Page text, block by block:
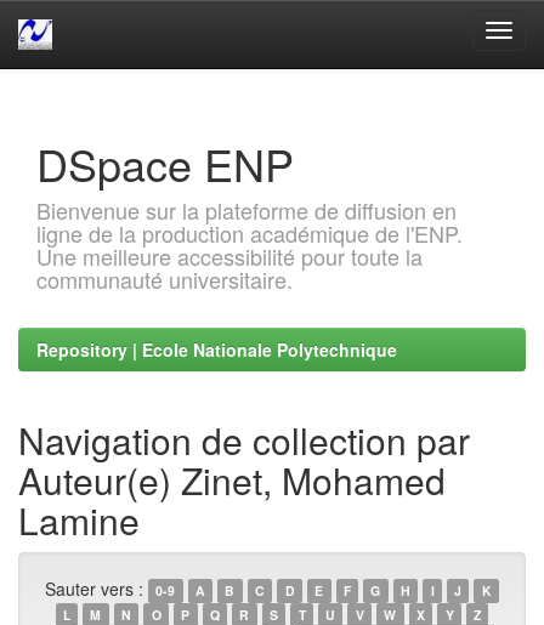
DSpace ENP
Bienvenue sur la plateforme de diffusion en
ligne de la production académique de l'ENP.
Une meilleure accessibilité pour toute la
communauté universitaire.
Repository | Ecole Nationale Polytechnique
Navigation de collection par
Auteur(e) Zinet, Mohamed
Lamine
Sauter vers : 0-9 A B C D E F G H I J
K
L
M N O P Q R S T U V W X Y Z